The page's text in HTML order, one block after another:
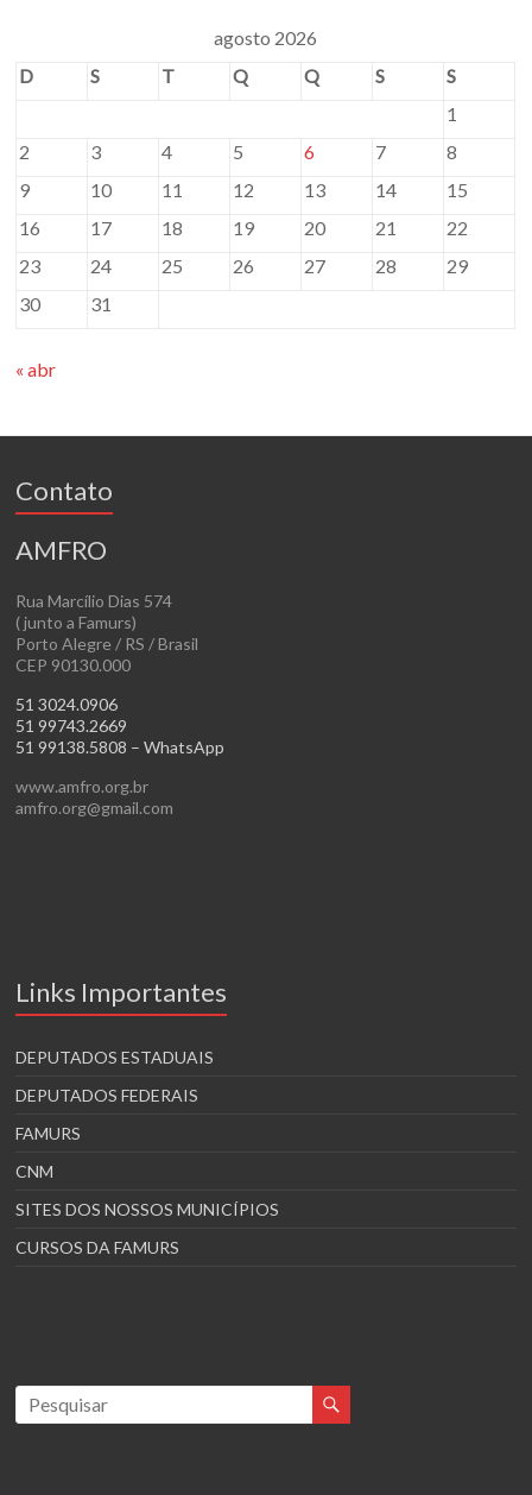
agosto 2026
D
S T Q Q S
S
1
2
3 4 5 6 7
8
9
10 11 12 13 14
15
16
17 18 19 20 21
22
23
24 25 26 27 28
29
30
31
« abr
Contato
AMFRO
Rua Marcílio Dias 574
( junto a Famurs)
Porto Alegre / RS / Brasil
CEP 90130.000
51 3024.0906
51 99743.2669
51 99138.5808 – WhatsApp
www.amfro.org.br
amfro.org@gmail.com
Links Importantes
DEPUTADOS ESTADUAIS
DEPUTADOS FEDERAIS
FAMURS
CNM
SITES DOS NOSSOS MUNICÍPIOS
CURSOS DA FAMURS